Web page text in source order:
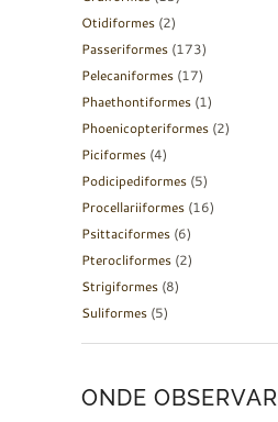
Otidiformes (2)
Passeriformes (173)
Pelecaniformes (17)
Phaethontiformes (1)
Phoenicopteriformes (2)
Piciformes (4)
Podicipediformes (5)
Procellariiformes (16)
Psittaciformes (6)
Pterocliformes (2)
Strigiformes (8)
Suliformes (5)
ONDE OBSERVAR